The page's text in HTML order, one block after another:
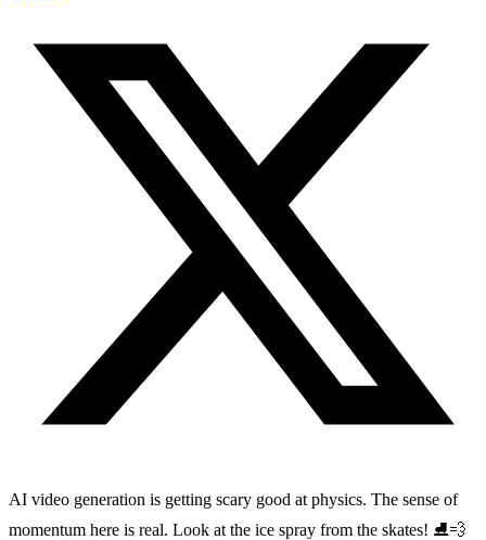
AI video generation is getting scary good at physics. The sense of
momentum here is real. Look at the ice spray from the skates! ⛸️💨